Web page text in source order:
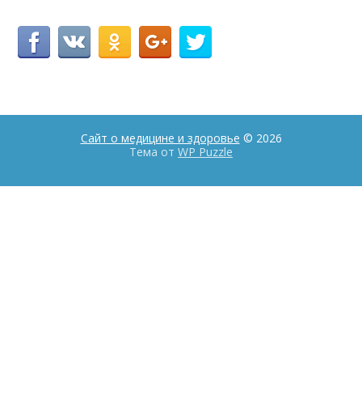
Сайт о медицине и здоровье © 2026
Тема от WP Puzzle